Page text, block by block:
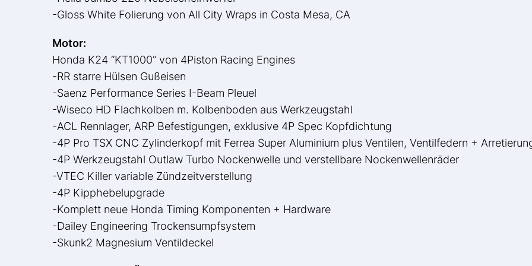
-Gloss White Folierung von All City Wraps in Costa Mesa, CA
Motor:
Honda K24 “KT1000” von 4Piston Racing Engines
-RR starre Hülsen Gußeisen
-Saenz Performance Series I-Beam Pleuel
-Wiseco HD Flachkolben m. Kolbenboden aus Werkzeugstahl
-ACL Rennlager, ARP Befestigungen, exklusive 4P Spec Kopfdichtung
-4P Pro TSX CNC Zylinderkopf mit Ferrea Super Aluminium plus Ventilen, Ventilfedern +
-4P Werkzeugstahl Outlaw Turbo Nockenwelle und verstellbare Nockenwellenräder
-VTEC Killer variable Zündzeitverstellung
-4P Kipphebelupgrade
-Komplett neue Honda Timing Komponenten + Hardware
-Dailey Engineering Trockensumpfsystem
-Skunk2 Magnesium Ventildeckel